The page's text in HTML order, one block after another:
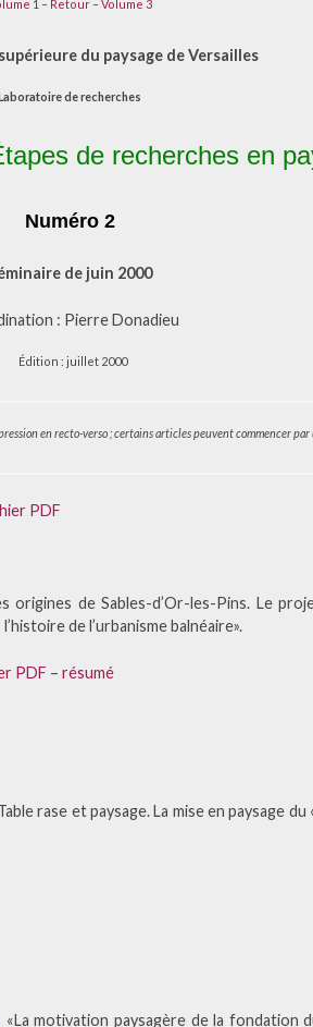
1 – Retour– Volume 3
du paysage de Versailles
de recherches
de recherches en
Numéro 2
de juin 2000
: Pierre Donadieu
Édition : juillet 2000
en recto-verso ; certains articles peuvent commencer par
PDF
origines de Sables-d’Or-les-Pins. Le
de l’urbanisme balnéaire».
PDF – résumé
rase et paysage. La mise en paysage
«La motivation paysagère de la fondation